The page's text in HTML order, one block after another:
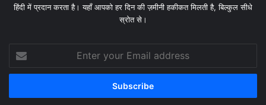
हिंदी में प्रदान करता है। यहाँ आपको हर दिन की ज़मीनी हकीकत मिलती है, बिल्कुल सीधे
स्रोत से।
your
Email